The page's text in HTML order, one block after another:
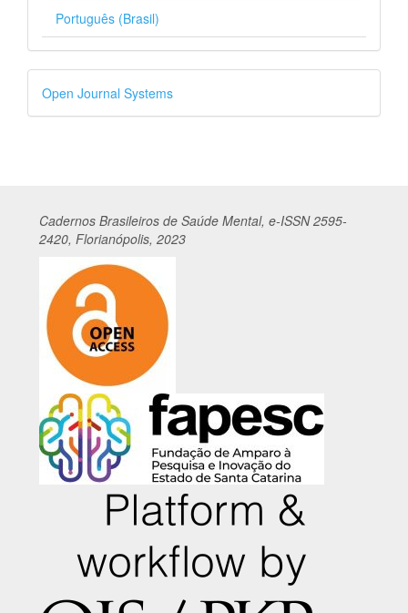
Português (Brasil)
Desenvolvido
por
Open Journal Systems
Cadernos Brasileiros de Saúde Mental, e-ISSN 2595-
2420, Florianópolis, 2023